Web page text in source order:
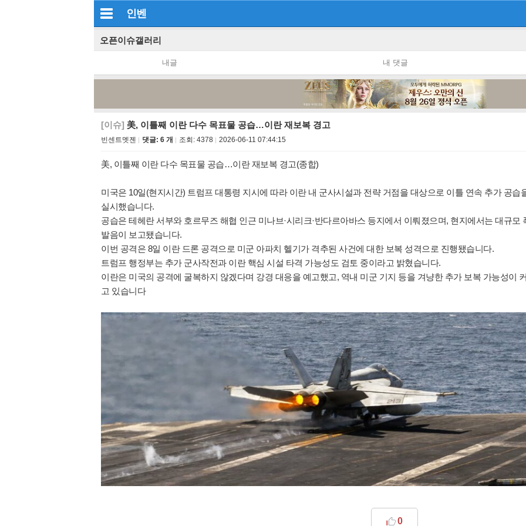
인벤
오픈이슈갤러리
내글 내 댓글
[이슈] 美, 이틀째 이란 다수 목표물 공습…이란 재보복 경고
빈센트멧젠 댓글: 6 개 조회: 4378 2026-06-11 07:44:15
美, 이틀째 이란 다수 목표물 공습…이란 재보복 경고(종합)
미국은 10일(현지시간) 트럼프 대통령 지시에 따라 이란 내 군사시설과 전략 거점을 대상으로 이틀 연속 추가 공습
실시했습니다.
공습은 테헤란 서부와 호르무즈 해협 인근 미나브·시리크·반다르아바스 등지에서 이뤄졌으며, 현지에서는 대규모
발음이 보고됐습니다.
이번 공격은 8일 이란 드론 공격으로 미군 아파치 헬기가 격추된 사건에 대한 보복 성격으로 진행됐습니다.
트럼프 행정부는 추가 군사작전과 이란 핵심 시설 타격 가능성도 검토 중이라고 밝혔습니다.
이란은 미국의 공격에 굴복하지 않겠다며 강경 대응을 예고했고, 역내 미군 기지 등을 겨냥한 추가 보복 가능성이
고 있습니다
0